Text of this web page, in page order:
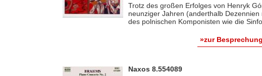
Trotz des großen Erfolges von Henryk
neunziger Jahren (anderthalb
des polnischen Komponisten wie die
»zur
Naxos 8.554089